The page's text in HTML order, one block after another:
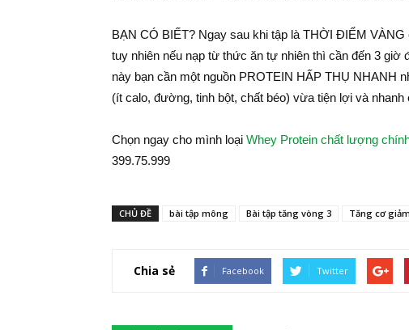
BẠN CÓ BIẾT? Ngay sau khi tập là THỜI ĐIỂM
tuy nhiên nếu nạp từ thức ăn tự nhiên thì cần đến 3 giờ
này bạn cần một nguồn PROTEIN HẤP THỤ NHANH
(ít calo, đường, tinh bột, chất béo) vừa tiện lợi và nhanh
Chọn ngay cho mình loại Whey Protein chất lượng
399.75.999
CHỦ ĐỀ bài tập mông Bài tập tăng vòng 3 Tăng cơ
Chia sẻ Facebook Twitter